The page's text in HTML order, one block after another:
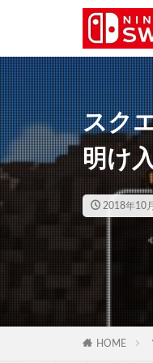
スク
明け
2018年10
HOME